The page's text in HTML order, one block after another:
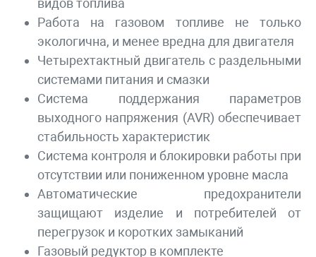
видов топлива
Работа на газовом топливе не только
экологична, и менее вредна для двигателя
Четырехтактный двигатель с раздельными
системами питания и смазки
Система поддержания параметров
выходного напряжения (AVR) обеспечивает
стабильность характеристик
Система контроля и блокировки работы при
отсутствии или пониженном уровне масла
Автоматические предохранители
защищают изделие и потребителей от
перегрузок и коротких замыканий
Газовый редуктор в комплекте